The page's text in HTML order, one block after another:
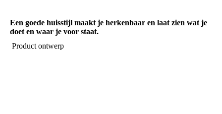
Een goede huisstijl maakt je herkenbaar en laat zien wat je
doet en waar je voor staat.
Product ontwerp